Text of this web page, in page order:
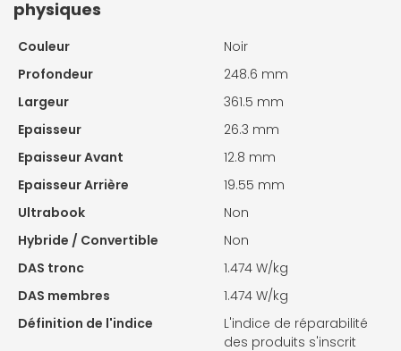
physiques
Couleur
Noir
Profondeur
248.6 mm
Largeur
361.5 mm
Epaisseur
26.3 mm
Epaisseur Avant
12.8 mm
Epaisseur Arrière
19.55 mm
Ultrabook
Non
Hybride / Convertible
Non
DAS tronc
1.474 W/kg
DAS membres
1.474 W/kg
Définition de l'indice
L'indice de réparabilité
des produits s'inscrit